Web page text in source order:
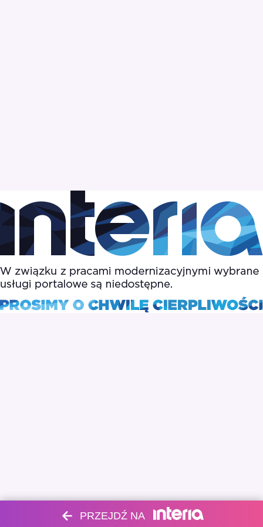
PRZEJDŹ NA